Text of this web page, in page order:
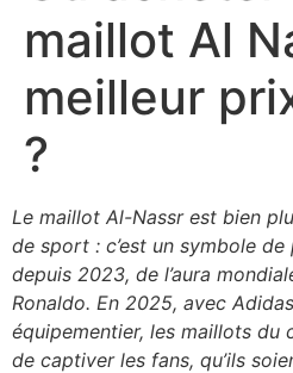
maillot Al
meilleur
?
Le maillot Al-Nassr est bien
de sport : c’est un symbole de
depuis 2023, de l’aura
Ronaldo. En 2025, avec
équipementier, les maillots du
de captiver les fans, qu’ils